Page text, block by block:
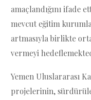
amaçlandığını ifade
mevcut eğitim
artmasıyla birlikte
vermeyi
Yemen Uluslararası
projelerinin,